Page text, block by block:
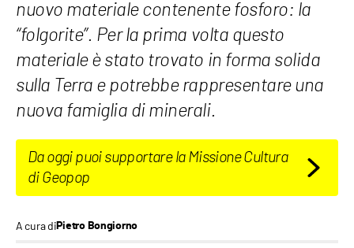
nuovo materiale contenente fosforo: la
“folgorite”. Per la prima volta questo
materiale è stato trovato in forma solida
sulla Terra e potrebbe rappresentare una
nuova famiglia di minerali.
Da oggi puoi supportare la Missione Cultura
di Geopop
A cura diPietro Bongiorno